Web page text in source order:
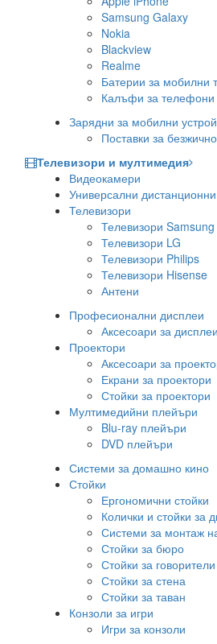
Samsung Galaxy
Nokia
Blackview
Realme
Батерии за мобилни
Калъфи за телефони
Зарядни за мобилни
Поставки за
Телевизори и мултимедия
Видеокамери
Универсални дистанционни
Телевизори
Телевизори Samsung
Телевизори LG
Телевизори Philips
Телевизори Hisense
Антени
Професионални дисплеи
Аксесоари за дисплеи
Проектори
Аксесоари за
Екрани за проектори
Стойки за проектори
Мултимедийни плейъри
Blu-ray плейъри
DVD плейъри
Системи за домашно кино
Стойки
Ергономични стойки
Колички и стойки за
Системи за монтаж
Стойки за бюро
Стойки за говорители
Стойки за стена
Стойки за таван
Конзоли за игри
Игри за конзоли